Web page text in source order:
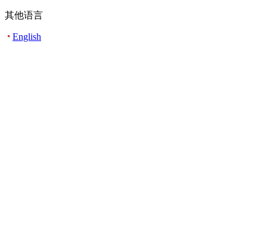
其他语言
English